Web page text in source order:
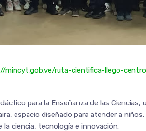
mincyt.gob.ve/ruta-cientifica-llego-
para la Enseñanza de las Ciencias,
espacio diseñado para atender a
la ciencia, tecnología e innovación.